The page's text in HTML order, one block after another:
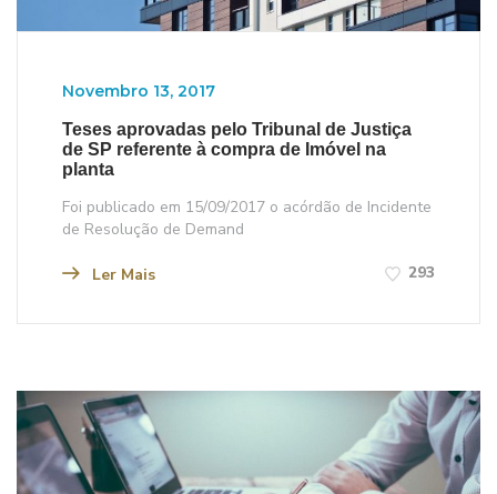
Novembro 13, 2017
Teses aprovadas pelo Tribunal de Justiça
de SP referente à compra de Imóvel na
planta
Foi publicado em 15/09/2017 o acórdão de Incidente
de Resolução de Demand
Ler Mais 293